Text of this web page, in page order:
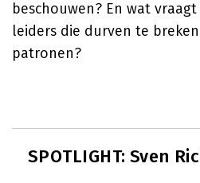
beschouwen? En wat
leiders die durven te
patronen?
SPOTLIGHT: Sven